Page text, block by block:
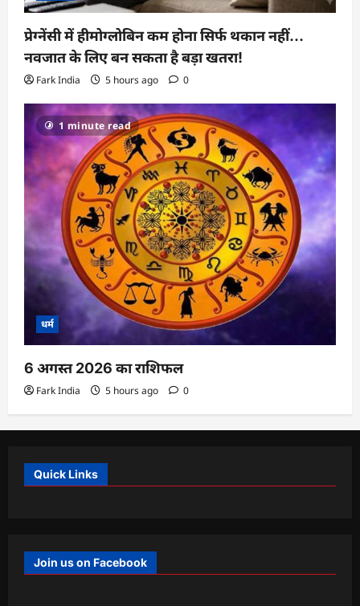
प्रेग्नेंसी में हीमोग्लोबिन कम होना सिर्फ थकान नहीं…
नवजात के लिए बन सकता है बड़ा खतरा!
Fark India 5 hours ago 0
1 minute read
धर्म
6 अगस्त 2026 का राशिफल
Fark India 5 hours ago 0
Quick Links
Join us on Facebook